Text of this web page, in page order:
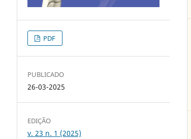
PDF
PUBLICADO
26-03-2025
EDIÇÃO
v. 23 n. 1 (2025)